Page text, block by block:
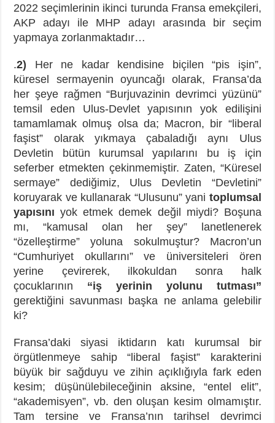
2022 seçimlerinin ikinci turunda Fransa emekçileri,
AKP adayı ile MHP adayı arasında bir seçim
yapmaya zorlanmaktadır…
.2) Her ne kadar kendisine biçilen “pis işin”,
küresel sermayenin oyuncağı olarak, Fransa’da
her şeye rağmen “Burjuvazinin devrimci yüzünü”
temsil eden Ulus-Devlet yapısının yok edilişini
tamamlamak olmuş olsa da; Macron, bir “liberal
faşist” olarak yıkmaya çabaladığı aynı Ulus
Devletin bütün kurumsal yapılarını bu iş için
seferber etmekten çekinmemiştir. Zaten, “Küresel
sermaye” dediğimiz, Ulus Devletin “Devletini”
koruyarak ve kullanarak “Ulusunu” yani toplumsal
yapısını yok etmek demek değil miydi? Boşuna
mı, “kamusal olan her şey” lanetlenerek
“özelleştirme” yoluna sokulmuştur? Macron’un
“Cumhuriyet okullarını” ve üniversiteleri ören
yerine çevirerek, ilkokuldan sonra halk
çocuklarının “iş yerinin yolunu tutması”
gerektiğini savunması başka ne anlama gelebilir
ki?
Fransa’daki siyasi iktidarın katı kurumsal bir
örgütlenmeye sahip “liberal faşist” karakterini
büyük bir sağduyu ve zihin açıklığıyla fark eden
kesim; düşünülebileceğinin aksine, “entel elit”,
“akademisyen”, vb. den oluşan kesim olmamıştır.
Tam tersine ve Fransa’nın tarihsel devrimci